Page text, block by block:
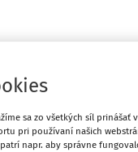
sa zo všetkých síl prinášať
pri používaní našich
napr. aby správne